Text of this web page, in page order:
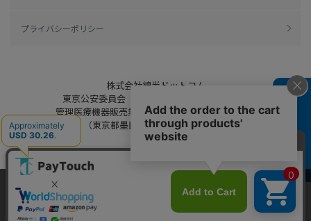
よくある質問
プライバシーポリシー
株式会社綿半ドットコム
東京公安委員会（許可済み） 306609804230号
管理医療機器販売業 届出日：平成27年11月19日
（東京都墨田区保健所生活衛生課）
Copyright 2022
Watahan.com Co., Ltd.
当ウェブサイトでは、お客様により良いサービス
をご提供するため、クッキーを利用しています。
サイト利用を継続することにより、クッキーの使
同意する